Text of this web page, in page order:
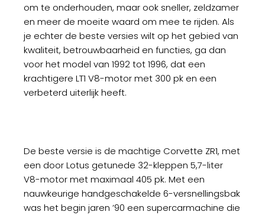
om te onderhouden, maar ook sneller, zeldzamer
en meer de moeite waard om mee te rijden. Als
je echter de beste versies wilt op het gebied van
kwaliteit, betrouwbaarheid en functies, ga dan
voor het model van 1992 tot 1996, dat een
krachtigere LT1 V8-motor met 300 pk en een
verbeterd uiterlijk heeft.
De beste versie is de machtige Corvette ZR1, met
een door Lotus getunede 32-kleppen 5,7-liter
V8-motor met maximaal 405 pk. Met een
nauwkeurige handgeschakelde 6-versnellingsbak
was het begin jaren ’90 een supercarmachine die